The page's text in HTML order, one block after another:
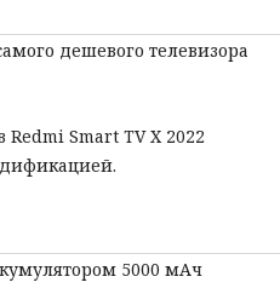
дешевого телевизора
Smart TV X 2022
5000 мАч